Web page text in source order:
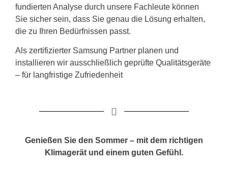
fundierten Analyse durch unsere Fachleute können
Sie sicher sein, dass Sie genau die Lösung erhalten,
die zu Ihren Bedürfnissen passt.
Als zertifizierter Samsung Partner planen und
installieren wir ausschließlich geprüfte Qualitätsgeräte
– für langfristige Zufriedenheit
Genießen Sie den Sommer – mit dem richtigen
Klimagerät und einem guten Gefühl.